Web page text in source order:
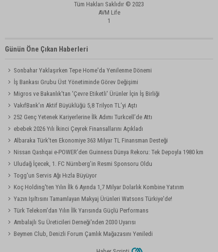
Tüm Hakları Saklıdır © 2023
AVM Life
1
Günün Öne Çıkan Haberleri
Sonbahar Yaklaşırken Tepe Home'da Yenilenme Dönemi
İş Bankası Grubu Üst Yönetiminde Görev Değişimi
Migros ve Bakanlık'tan 'Çevre Etiketli' Ürünler İçin İş Birliği
VakıfBank’ın Aktif Büyüklüğü 5,8 Trilyon TL’yi Aştı
252 Genç Yetenek Kariyerlerine İlk Adımı Turkcell’de Attı
ebebek 2026 Yılı İkinci Çeyrek Finansallarını Açıkladı
Albaraka Türk'ten Ekonomiye 363 Milyar TL Finansman Desteği
Nissan Qashqai e-POWER’den Guinness Dünya Rekoru: Tek Depoyla 1980 km
Uludağ İçecek, 1. FC Nürnberg’in Resmi Sponsoru Oldu
Togg'un Servis Ağı Hızla Büyüyor
Koç Holding'ten Yılın İlk 6 Ayında 1,7 Milyar Dolarlık Kombine Yatırım
Yazın Işıltısını Tamamlayan Makyaj Ürünleri Watsons Türkiye'de!
Türk Telekom’dan Yılın İlk Yarısında Güçlü Performans
Ambalajlı Su Üreticileri Derneği'nden 2030 Uyarısı
Beymen Club, Denizli Forum Çamlık Mağazasını Yeniledi